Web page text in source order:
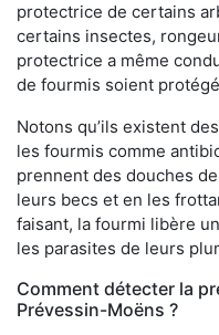
protectrice de certains
certains insectes,
protectrice a même
de fourmis soient
Notons qu’ils existent
les fourmis comme
prennent des douches
leurs becs et en les
faisant, la fourmi libère
les parasites de leurs
Comment détecter la
Prévessin-Moëns ?